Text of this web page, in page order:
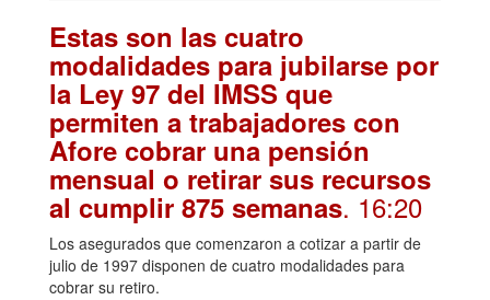
Estas son las cuatro
modalidades para jubilarse por
la Ley 97 del IMSS que
permiten a trabajadores con
Afore cobrar una pensión
mensual o retirar sus recursos
al cumplir 875 semanas. 16:20
Los asegurados que comenzaron a cotizar a partir de
julio de 1997 disponen de cuatro modalidades para
cobrar su retiro.